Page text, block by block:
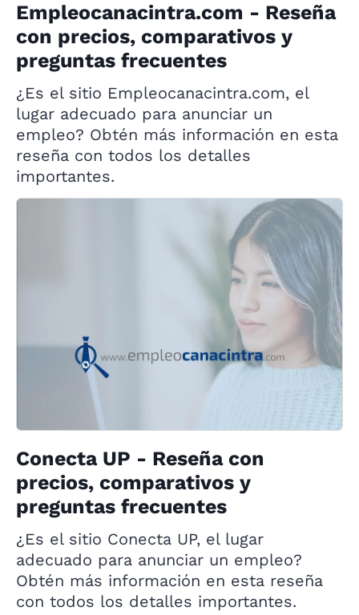
Empleocanacintra.com - Reseña
con precios, comparativos y
preguntas frecuentes
¿Es el sitio Empleocanacintra.com, el
lugar adecuado para anunciar un
empleo? Obtén más información en esta
reseña con todos los detalles
importantes.
Conecta UP - Reseña con
precios, comparativos y
preguntas frecuentes
¿Es el sitio Conecta UP, el lugar
adecuado para anunciar un empleo?
Obtén más información en esta reseña
con todos los detalles importantes.